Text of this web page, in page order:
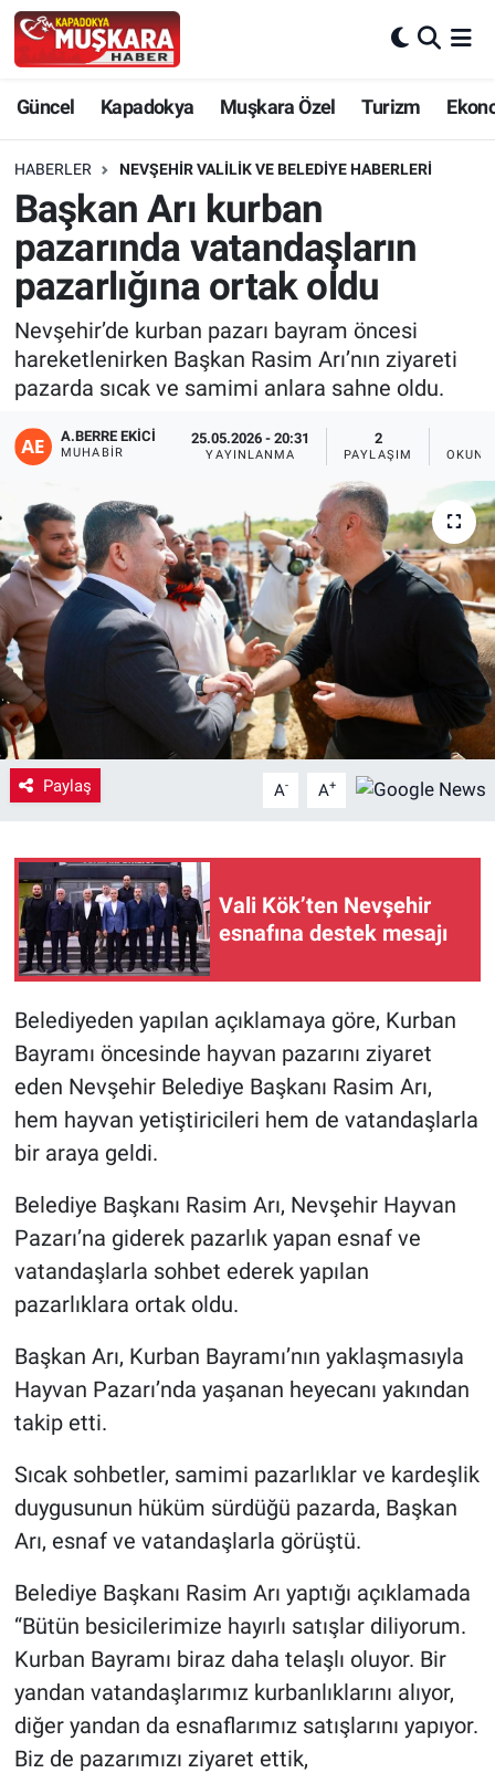
Güncel Kapadokya Muşkara Özel Turizm
HABERLER NEVŞEHIR VALILIK VE BELEDIYE HABERLERI
Başkan Arı kurban
pazarında vatandaşların
pazarlığına ortak oldu
Nevşehir’de kurban pazarı bayram öncesi
hareketlenirken Başkan Rasim Arı’nın ziyareti
pazarda sıcak ve samimi anlara sahne oldu.
A.BERRE EKICI
MUHABIR
25.05.2026 - 20:31
YAYINLANMA
2
PAYLAŞIM
Paylaş A- A+
Vali Kök’ten Nevşehir
esnafına destek mesajı
Belediyeden yapılan açıklamaya göre, Kurban
Bayramı öncesinde hayvan pazarını ziyaret
eden Nevşehir Belediye Başkanı Rasim Arı,
hem hayvan yetiştiricileri hem de vatandaşlarla
bir araya geldi.
Belediye Başkanı Rasim Arı, Nevşehir Hayvan
Pazarı’na giderek pazarlık yapan esnaf ve
vatandaşlarla sohbet ederek yapılan
pazarlıklara ortak oldu.
Başkan Arı, Kurban Bayramı’nın yaklaşmasıyla
Hayvan Pazarı’nda yaşanan heyecanı yakından
takip etti.
Sıcak sohbetler, samimi pazarlıklar ve kardeşlik
duygusunun hüküm sürdüğü pazarda, Başkan
Arı, esnaf ve vatandaşlarla görüştü.
Belediye Başkanı Rasim Arı yaptığı açıklamada
“Bütün besicilerimize hayırlı satışlar diliyorum.
Kurban Bayramı biraz daha telaşlı oluyor. Bir
yandan vatandaşlarımız kurbanlıklarını alıyor,
diğer yandan da esnaflarımız satışlarını yapıyor.
Biz de pazarımızı ziyaret ettik,
Güncel
SEÇİM
Muşkara Özel
Ekonomi
Kapadokya
Yaşam
VEFATLAR
Nevşehir Hava Durumu
Nevşehir Trafik Yoğunluk Haritası
Süper Lig Puan Durumu ve Fikstür
Tüm Manşetler
Son Dakika Haberleri
Haber Arşivi